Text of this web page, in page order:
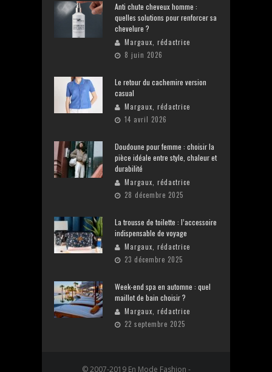
Anti chute cheveux homme :
quelles solutions pour renforcer sa
chevelure ?
Margaux, rédactrice
8 juin 2026
Le retour du cachemire version
casual
Margaux, rédactrice
14 avril 2026
Doudoune pour femme : choisir la
pièce idéale entre style, chaleur et
durabilité
Margaux, rédactrice
28 décembre 2025
La trousse de toilette : l’accessoire
indispensable de voyage
Margaux, rédactrice
23 décembre 2025
Week-end spa en automne : quel
maillot de bain choisir ?
Margaux, rédactrice
22 septembre 2025
© 2007-2019 En Mode Fashion -